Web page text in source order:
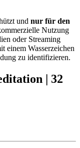
und nur für den
Nutzung
oder Streaming
einem Wasserzeichen
zu identifizieren.
| 32